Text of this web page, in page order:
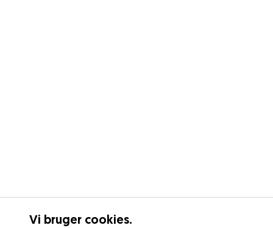
Vi bruger cookies.